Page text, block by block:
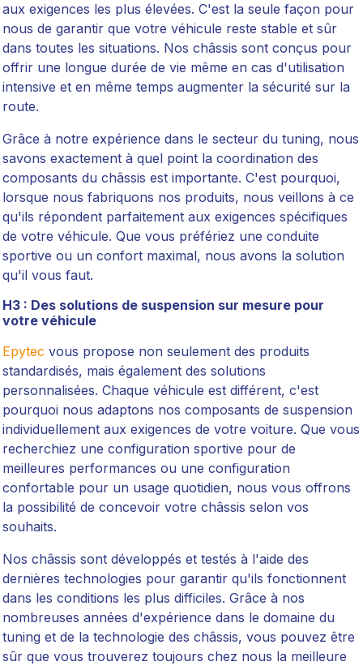
aux exigences les plus élevées. C'est la seule façon pour
nous de garantir que votre véhicule reste stable et sûr
dans toutes les situations. Nos châssis sont conçus pour
offrir une longue durée de vie même en cas d'utilisation
intensive et en même temps augmenter la sécurité sur la
route.
Grâce à notre expérience dans le secteur du tuning, nous
savons exactement à quel point la coordination des
composants du châssis est importante. C'est pourquoi,
lorsque nous fabriquons nos produits, nous veillons à ce
qu'ils répondent parfaitement aux exigences spécifiques
de votre véhicule. Que vous préfériez une conduite
sportive ou un confort maximal, nous avons la solution
qu'il vous faut.
H3 : Des solutions de suspension sur mesure pour
votre véhicule
Epytec vous propose non seulement des produits
standardisés, mais également des solutions
personnalisées. Chaque véhicule est différent, c'est
pourquoi nous adaptons nos composants de suspension
individuellement aux exigences de votre voiture. Que vous
recherchiez une configuration sportive pour de
meilleures performances ou une configuration
confortable pour un usage quotidien, nous vous offrons
la possibilité de concevoir votre châssis selon vos
souhaits.
Nos châssis sont développés et testés à l'aide des
dernières technologies pour garantir qu'ils fonctionnent
dans les conditions les plus difficiles. Grâce à nos
nombreuses années d'expérience dans le domaine du
tuning et de la technologie des châssis, vous pouvez être
sûr que vous trouverez toujours chez nous la meilleure